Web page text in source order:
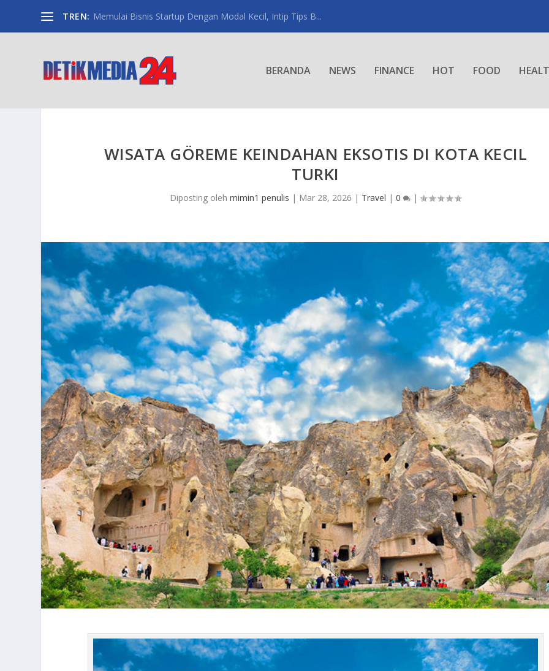
TREN: Memulai Bisnis Startup Dengan Modal Kecil, Intip Tips B...
BERANDA NEWS FINANCE HOT FOOD
WISATA GÖREME KEINDAHAN EKSOTIS DI KOTA KECIL
TURKI
Diposting olehmimin1 penulis | Mar 28, 2026 | Travel |0 |